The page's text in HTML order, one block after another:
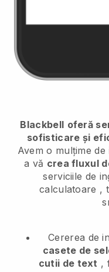
Blackbell oferă
sofisticare și
Avem o mulțime de
a vă crea fluxul
serviciile de
calculatoare ,
Cererea de
casete de
cutii de text ,